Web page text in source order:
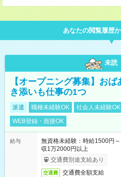
あなたの閲覧履歴
未読
【オープニング募集】お
き添いも仕事の1つ
派遣 職種未経験OK 社会人未経験OK
WEB登録・面接OK
給与
無資格未経験：時給1500
収1万2000円以上
交通費別途支給あり
交通費 交通費全額支給